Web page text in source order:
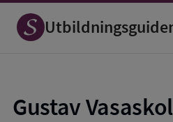
Gustav
Spara
som
favorit